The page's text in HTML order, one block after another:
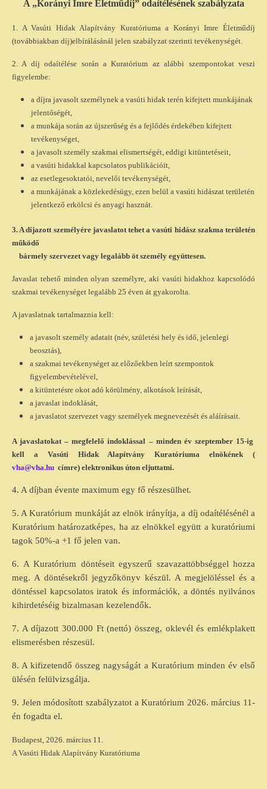
A „Korányi Imre Életműdíj” odaítélésének szabályzata
1. A Vasúti Hidak Alapítvány Kuratóriuma a Korányi Imre Életműdíj
(továbbiakban díj)elbírálásánál jelen szabályzat szerinti tevékenységét.
2. A díj odaítélése során a Kuratórium az alábbi szempontokat veszi
figyelembe:
a díjra javasolt személynek a vasúti hidak terén kifejtett munkájának
jelentőségét,
a munkája során az újszerűség és a fejlődés érdekében kifejtett
tevékenységet,
a javasolt személy szakmai elismertségét, eddigi kitüntetéseit,
a vasúti hidakkal kapcsolatos publikációit,
az esetlegesoktatói, nevelői tevékenységét,
a munkájának a közlekedésügy, ezen belül a vasúti hidászat területén
jelentkező erkölcsi és anyagi hasznát.
3. A díjazott személyére javaslatot tehet a vasúti hidász szakma területén
működő
bármely szervezet vagy legalább öt személy együttesen.
Javaslat tehető minden olyan személyre, aki vasúti hidakhoz kapcsolódó
szakmai tevékenységet legalább 25 éven át gyakorolta.
A javaslatnak tartalmaznia kell:
a javasolt személy adatait (név, születési hely és idő, jelenlegi
beosztás),
a szakmai tevékenységet az előzőekben leírt szempontok
figyelembevételével,
a kitüntetésre okot adó körülmény, alkotások leírását,
a javaslat indoklását,
a javaslatot szervezet vagy személyek megnevezését és aláírásait.
A javaslatokat – megfelelő indoklással – minden év szeptember 15-ig
kell a Vasúti Hidak Alapítvány Kuratóriuma elnökének (
vha@vha.hu címre) elektronikus úton eljuttatni.
4. A díjban évente maximum egy fő részesülhet.
5. A Kuratórium munkáját az elnök irányítja, a díj odaítélésénél a
Kuratórium határozatképes, ha az elnökkel együtt a kuratóriumi
tagok 50%-a +1 fő jelen van.
6. A Kuratórium döntéseit egyszerű szavazattöbbséggel hozza
meg. A döntésekről jegyzőkönyv készül. A megjelöléssel és a
döntéssel kapcsolatos iratok és információk, a döntés nyilvános
kihirdetéséig bizalmasan kezelendők.
7. A díjazott 300.000 Ft (nettó) összeg, oklevél és emlékplakett
elismerésben részesül.
8. A kifizetendő összeg nagyságát a Kuratórium minden év első
ülésén felülvizsgálja.
9. Jelen módosított szabályzatot a Kuratórium 2026. március 11-
én fogadta el.
Budapest, 2026. március 11.
A Vasúti Hidak Alapítvány Kuratóriuma